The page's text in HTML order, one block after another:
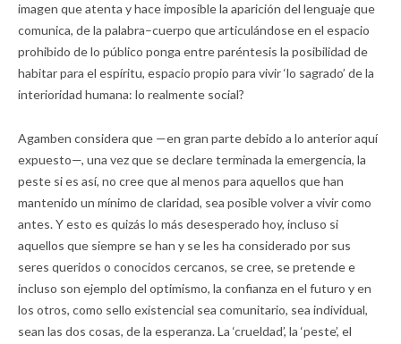
imagen que atenta y hace imposible la aparición del lenguaje que
comunica, de la palabra–cuerpo que articulándose en el espacio
prohibido de lo público ponga entre paréntesis la posibilidad de
habitar para el espíritu, espacio propio para vivir ‘lo sagrado’ de la
interioridad humana: lo realmente social?
Agamben considera que —en gran parte debido a lo anterior aquí
expuesto—, una vez que se declare terminada la emergencia, la
peste si es así, no cree que al menos para aquellos que han
mantenido un mínimo de claridad, sea posible volver a vivir como
antes. Y esto es quizás lo más desesperado hoy, incluso si
aquellos que siempre se han y se les ha considerado por sus
seres queridos o conocidos cercanos, se cree, se pretende e
incluso son ejemplo del optimismo, la confianza en el futuro y en
los otros, como sello existencial sea comunitario, sea individual,
sean las dos cosas, de la esperanza. La ‘crueldad’, la ‘peste’, el